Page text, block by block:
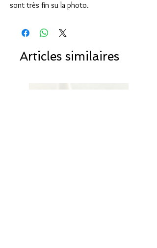
sont très fin su la photo.
Articles similaires